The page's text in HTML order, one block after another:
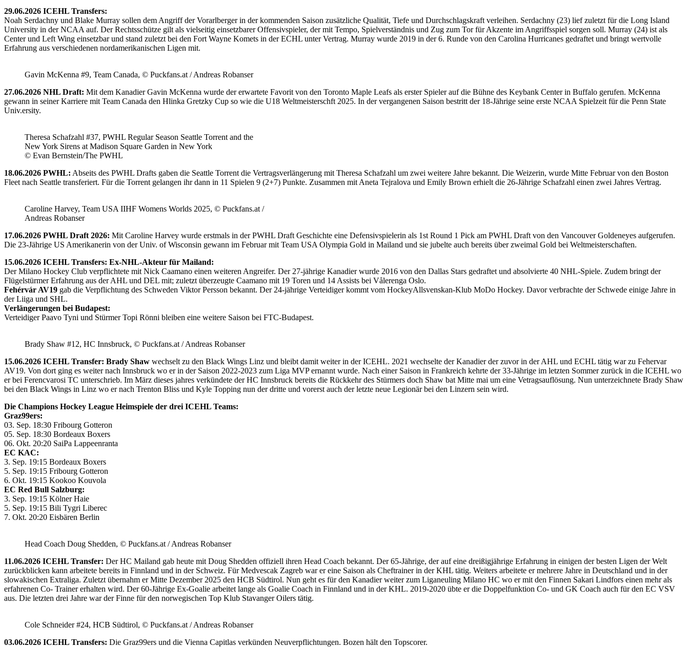
29.06.2026 ICEHL Transfers:
Noah Serdachny und Blake Murray sollen dem Angriff der Vorarlberger in der kommenden Saison zusätzliche Qualität, Tiefe und Durchschlagskraft verleihen. Serdachny (23) lief zuletzt für die Long Island
University in der NCAA auf. Der Rechtsschütze gilt als vielseitig einsetzbarer Offensivspieler, der mit Tempo, Spielverständnis und Zug zum Tor für Akzente im Angriffsspiel sorgen soll. Murray (24) ist als
Center und Left Wing einsetzbar und stand zuletzt bei den Fort Wayne Komets in der ECHL unter Vertrag. Murray wurde 2019 in der 6. Runde von den Carolina Hurricanes gedraftet und bringt wertvolle
Erfahrung aus verschiedenen nordamerikanischen Ligen mit.
Gavin McKenna #9, Team Canada, © Puckfans.at / Andreas Robanser
27.06.2026 NHL Draft: Mit dem Kanadier Gavin McKenna wurde der erwartete Favorit von den Toronto Maple Leafs als erster Spieler auf die Bühne des Keybank Center in Buffalo gerufen. McKenna
gewann in seiner Karriere mit Team Canada den Hlinka Gretzky Cup so wie die U18 Weltmeisterschft 2025. In der vergangenen Saison bestritt der 18-Jährige seine erste NCAA Spielzeit für die Penn State
Univ.ersity.
Theresa Schafzahl #37, PWHL Regular Season Seattle Torrent and the
New York Sirens at Madison Square Garden in New York
© Evan Bernstein/The PWHL
18.06.2026 PWHL: Abseits des PWHL Drafts gaben die Seattle Torrent die Vertragsverlängerung mit Theresa Schafzahl um zwei weitere Jahre bekannt. Die Weizerin, wurde Mitte Februar von den Boston
Fleet nach Seattle transferiert. Für die Torrent gelangen ihr dann in 11 Spielen 9 (2+7) Punkte. Zusammen mit Aneta Tejralova und Emily Brown erhielt die 26-Jährige Schafzahl einen zwei Jahres Vertrag.
Caroline Harvey, Team USA IIHF Womens Worlds 2025, © Puckfans.at /
Andreas Robanser
17.06.2026 PWHL Draft 2026: Mit Caroline Harvey wurde erstmals in der PWHL Draft Geschichte eine Defensivspielerin als 1st Round 1 Pick am PWHL Draft von den Vancouver Goldeneyes aufgerufen.
Die 23-Jährige US Amerikanerin von der Univ. of Wisconsin gewann im Februar mit Team USA Olympia Gold in Mailand und sie jubelte auch bereits über zweimal Gold bei Weltmeisterschaften.
15.06.2026 ICEHL Transfers: Ex-NHL-Akteur für Mailand:
Der Milano Hockey Club verpflichtete mit Nick Caamano einen weiteren Angreifer. Der 27-jährige Kanadier wurde 2016 von den Dallas Stars gedraftet und absolvierte 40 NHL-Spiele. Zudem bringt der
Flügelstürmer Erfahrung aus der AHL und DEL mit; zuletzt überzeugte Caamano mit 19 Toren und 14 Assists bei Vålerenga Oslo.
Fehérvár AV19 gab die Verpflichtung des Schweden Viktor Persson bekannt. Der 24-jährige Verteidiger kommt vom HockeyAllsvenskan-Klub MoDo Hockey. Davor verbrachte der Schwede einige Jahre in
der Liiga und SHL.
Verlängerungen bei Budapest:
Verteidiger Paavo Tyni und Stürmer Topi Rönni bleiben eine weitere Saison bei FTC-Budapest.
Brady Shaw #12, HC Innsbruck, © Puckfans.at / Andreas Robanser
15.06.2026 ICEHL Transfer: Brady Shaw wechselt zu den Black Wings Linz und bleibt damit weiter in der ICEHL. 2021 wechselte der Kanadier der zuvor in der AHL und ECHL tätig war zu Fehervar
AV19. Von dort ging es weiter nach Innsbruck wo er in der Saison 2022-2023 zum Liga MVP ernannt wurde. Nach einer Saison in Frankreich kehrte der 33-Jährige im letzten Sommer zurück in die ICEHL wo
er bei Ferencvarosi TC unterschrieb. Im März dieses jahres verkündete der HC Innsbruck bereits die Rückkehr des Stürmers doch Shaw bat Mitte mai um eine Vetragsauflösung. Nun unterzeichnete Brady Shaw
bei den Black Wings in Linz wo er nach Trenton Bliss und Kyle Topping nun der dritte und vorerst auch der letzte neue Legionär bei den Linzern sein wird.
Die Champions Hockey League Heimspiele der drei ICEHL Teams:
Graz99ers:
03. Sep. 18:30 Fribourg Gotteron
05. Sep. 18:30 Bordeaux Boxers
06. Okt. 20:20 SaiPa Lappeenranta
EC KAC:
3. Sep. 19:15 Bordeaux Boxers
5. Sep. 19:15 Fribourg Gotteron
6. Okt. 19:15 Kookoo Kouvola
EC Red Bull Salzburg:
3. Sep. 19:15 Kölner Haie
5. Sep. 19:15 Bili Tygri Liberec
7. Okt. 20:20 Eisbären Berlin
Head Coach Doug Shedden, © Puckfans.at / Andreas Robanser
11.06.2026 ICEHL Transfer: Der HC Mailand gab heute mit Doug Shedden offiziell ihren Head Coach bekannt. Der 65-Jährige, der auf eine dreißigjährige Erfahrung in einigen der besten Ligen der Welt
zurückblicken kann arbeitete bereits in Finnland und in der Schweiz. Für Medvescak Zagreb war er eine Saison als Cheftrainer in der KHL tätig. Weiters arbeitete er mehrere Jahre in Deutschland und in der
slowakischen Extraliga. Zuletzt übernahm er Mitte Dezember 2025 den HCB Südtirol. Nun geht es für den Kanadier weiter zum Liganeuling Milano HC wo er mit den Finnen Sakari Lindfors einen mehr als
erfahrenen Co- Trainer erhalten wird. Der 60-Jährige Ex-Goalie arbeitet lange als Goalie Coach in Finnland und in der KHL. 2019-2020 übte er die Doppelfunktion Co- und GK Coach auch für den EC VSV
aus. Die letzten drei Jahre war der Finne für den norwegischen Top Klub Stavanger Oilers tätig.
Cole Schneider #24, HCB Südtirol, © Puckfans.at / Andreas Robanser
03.06.2026 ICEHL Transfers: Die Graz99ers und die Vienna Capitlas verkünden Neuverpflichtungen. Bozen hält den Topscorer.